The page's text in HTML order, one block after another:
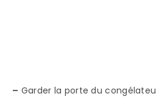
– Garder la porte du